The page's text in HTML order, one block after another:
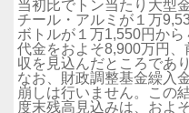
当初比でトン当たり大型
チール・アルミが１万
ボトルが１万1,550円か
代金をおよそ8,900万円
収を見込んだところであ
なお、財政調整基金繰入
崩しは行いません。この
度末残高見込みは、およ